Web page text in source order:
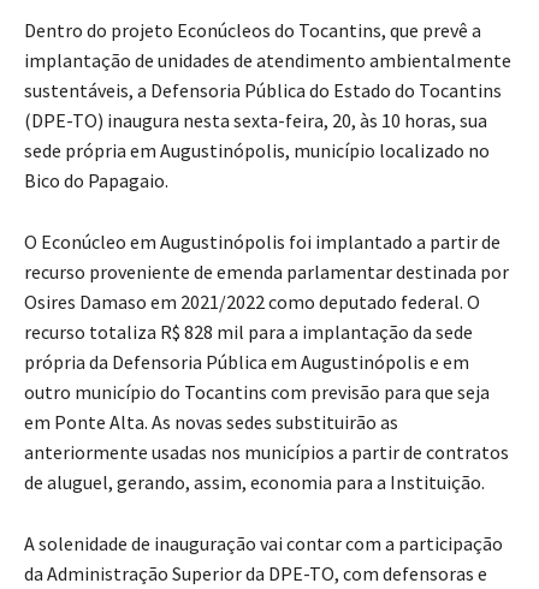
Dentro do projeto Econúcleos do Tocantins, que prevê a
implantação de unidades de atendimento ambientalmente
sustentáveis, a Defensoria Pública do Estado do Tocantins
(DPE-TO) inaugura nesta sexta-feira, 20, às 10 horas, sua
sede própria em Augustinópolis, município localizado no
Bico do Papagaio.
O Econúcleo em Augustinópolis foi implantado a partir de
recurso proveniente de emenda parlamentar destinada por
Osires Damaso em 2021/2022 como deputado federal. O
recurso totaliza R$ 828 mil para a implantação da sede
própria da Defensoria Pública em Augustinópolis e em
outro município do Tocantins com previsão para que seja
em Ponte Alta. As novas sedes substituirão as
anteriormente usadas nos municípios a partir de contratos
de aluguel, gerando, assim, economia para a Instituição.
A solenidade de inauguração vai contar com a participação
da Administração Superior da DPE-TO, com defensoras e